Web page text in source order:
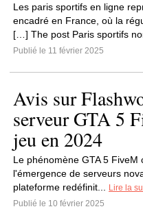
Les paris sportifs en ligne
encadré en France, où la
[…] The post Paris sportifs
Publié le 11 février 2025
Avis sur
serveur GTA 5
jeu en 2024
Le phénomène GTA 5
l'émergence de serveurs
plateforme redéfinit...
Lire la
Publié le 10 février 2025